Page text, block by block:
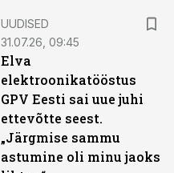
UUDISED
31.07.26, 09:45
Elva
elektroonikatööstus
GPV Eesti sai uue juhi
ettevõtte seest.
„Järgmise sammu
astumine oli minu jaoks